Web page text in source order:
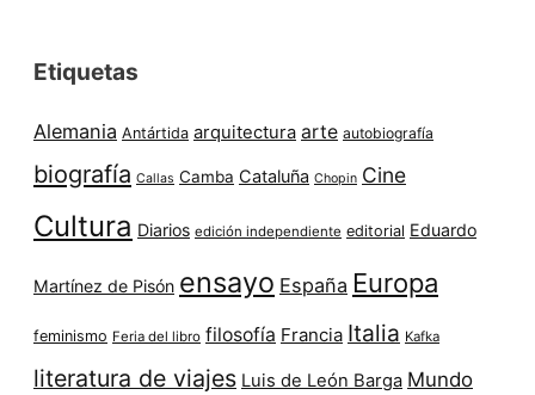
Etiquetas
Alemania Antártida arquitectura arte autobiografía
biografía Callas Camba Cataluña Chopin Cine
Cultura Diarios edición independiente editorial Eduardo
Martínez de Pisón ensayo España Europa
feminismo Feria del libro filosofía Francia Italia Kafka
literatura de viajes Luis de León Barga Mundo